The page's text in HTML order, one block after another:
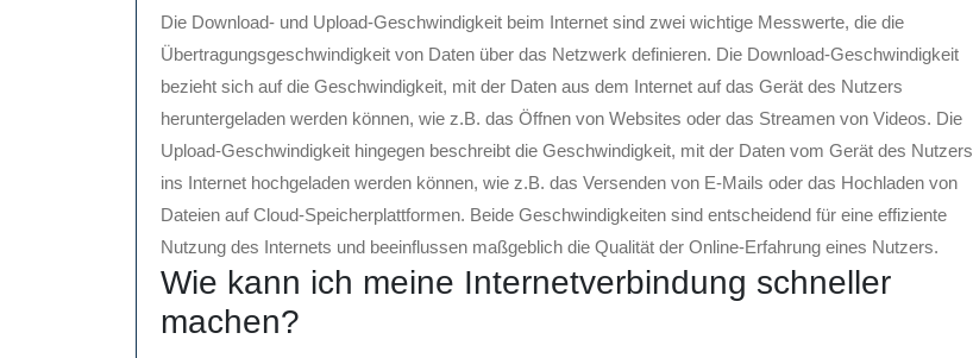
Die Download- und Upload-Geschwindigkeit beim Internet sind zwei wichtige Messwerte, die die
Übertragungsgeschwindigkeit von Daten über das Netzwerk definieren. Die Download-Geschwindigkeit
bezieht sich auf die Geschwindigkeit, mit der Daten aus dem Internet auf das Gerät des Nutzers
heruntergeladen werden können, wie z.B. das Öffnen von Websites oder das Streamen von Videos. Die
Upload-Geschwindigkeit hingegen beschreibt die Geschwindigkeit, mit der Daten vom Gerät des Nutzers
ins Internet hochgeladen werden können, wie z.B. das Versenden von E-Mails oder das Hochladen von
Dateien auf Cloud-Speicherplattformen. Beide Geschwindigkeiten sind entscheidend für eine effiziente
Nutzung des Internets und beeinflussen maßgeblich die Qualität der Online-Erfahrung eines Nutzers.
Wie kann ich meine Internetverbindung schneller
machen?